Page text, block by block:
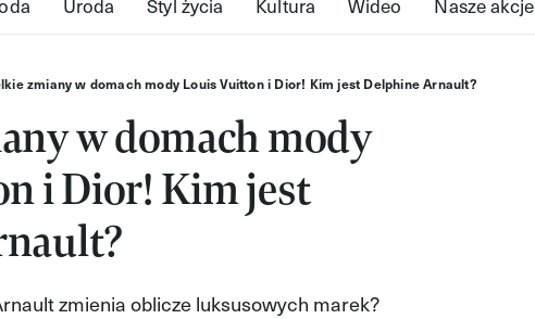
zmiany w domach mody Louis Vuitton i Dior! Kim jest Delphine Arnault?
w domach mody
i Dior! Kim jest
zmienia oblicze luksusowych marek?